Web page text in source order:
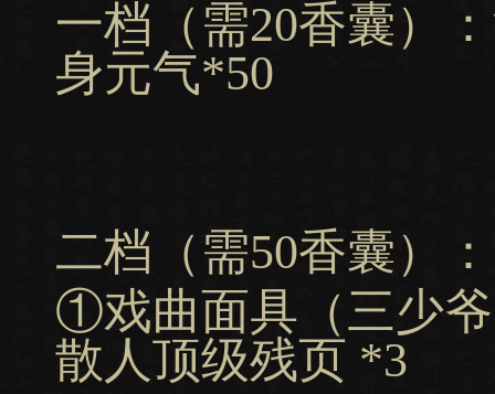
一档（需20香囊）
身元气*50
二档（需50香囊）
①戏曲面具（三少
散人顶级残页 *3